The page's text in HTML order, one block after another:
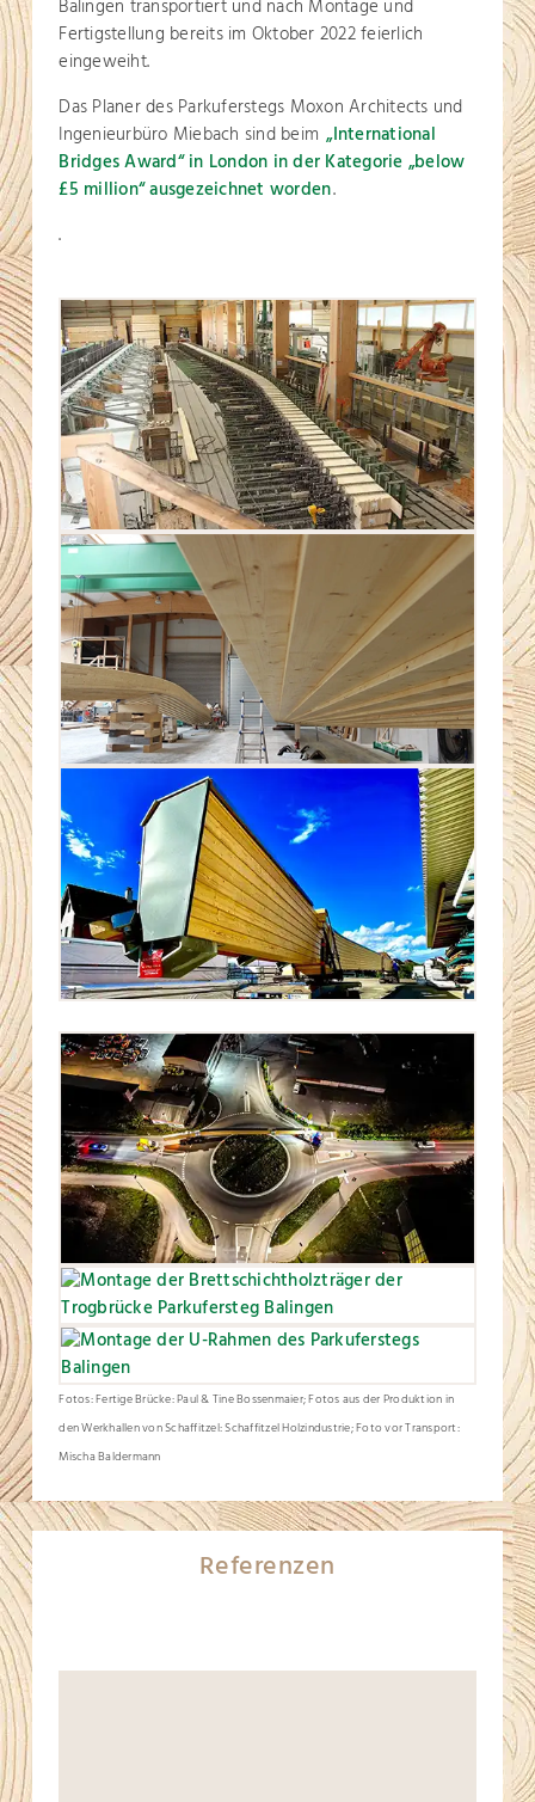
Balingen transportiert und nach Montage und
Fertigstellung bereits im Oktober 2022 feierlich
eingeweiht.
Das Planer des Parkuferstegs Moxon Architects und
Ingenieurbüro Miebach sind beim „International
Bridges Award“ in London in der Kategorie „below
£5 million“ ausgezeichnet worden.
.
Fotos: Fertige Brücke: Paul & Tine Bossenmaier; Fotos aus der Produktion in
den Werkhallen von Schaffitzel: Schaffitzel Holzindustrie; Foto vor Transport:
Mischa Baldermann
Referenzen